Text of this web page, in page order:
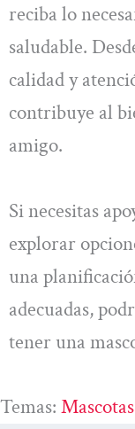
reciba lo
saludable.
calidad y
contribuye al
amigo.
Si necesitas
explorar
una
adecuadas,
tener una
Temas: Mascotas